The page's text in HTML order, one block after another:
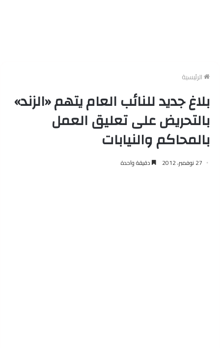
الرئيسية
بلاغ جديد للنائب العام يتهم «الزند»
بالتحريض على تعليق العمل
بالمحاكم والنيابات
27 نوفمبر، 2012 دقيقة واحدة